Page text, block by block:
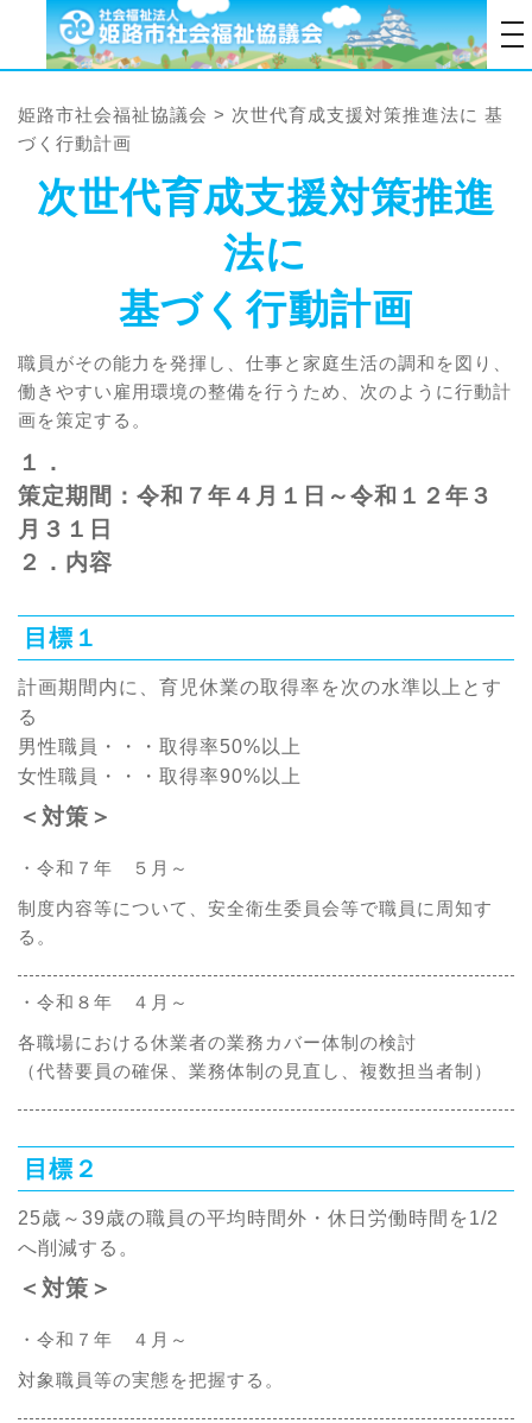
姫路市社会福祉協議会 > 次世代育成支援対策推進法に 基
づく行動計画
次世代育成支援対策推進
法に
基づく行動計画
職員がその能力を発揮し、仕事と家庭生活の調和を図り、
働きやすい雇用環境の整備を行うため、 次のように行動計
画を策定する。
１．
策定期間：令和７年４月１日～令和１２年３
月３１日
２．内容
目標１
計画期間内に、育児休業の取得率を次の水準以上とす
る
男性職員・・・取得率50%以上
女性職員・・・取得率90%以上
＜対策＞
・令和７年 ５月～
制度内容等について、安全衛生委員会等で職員に周知す
る。
・令和８年 ４月～
各職場における休業者の業務カバー体制の検討
（代替要員の確保、業務体制の見直し、複数担当者制）
目標２
25歳～39歳の職員の平均時間外・休日労働時間を1/2
へ削減する。
＜対策＞
・令和７年 ４月～
対象職員等の実態を把握する。